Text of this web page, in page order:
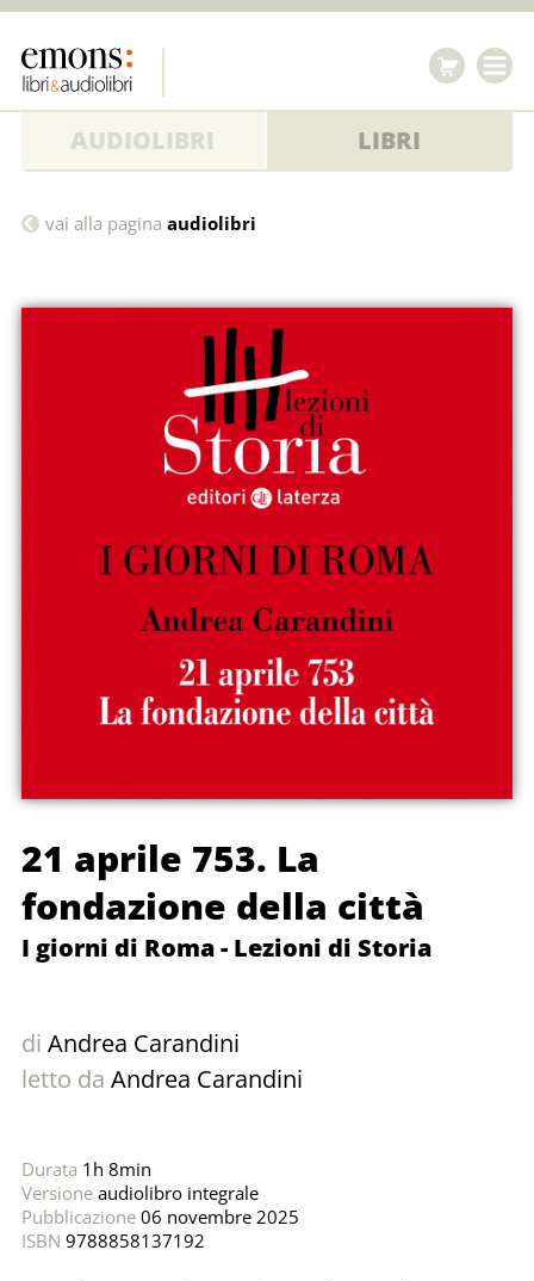
AUDIOLIBRI LIBRI
21
fondazione
vai alla pagina audiolibri
21 aprile 753. La
fondazione della città
I giorni di Roma - Lezioni di Storia
di Andrea Carandini
letto da Andrea Carandini
Durata 1h 8min
Versioneaudiolibro integrale
Pubblicazione06 novembre 2025
ISBN 9788858137192